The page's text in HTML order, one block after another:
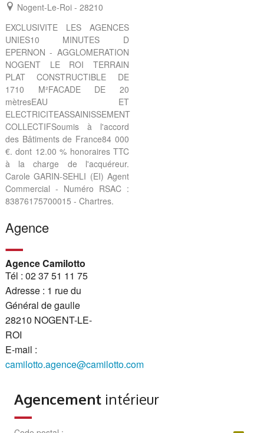
Nogent-Le-Roi - 28210
EXCLUSIVITE LES AGENCES
UNIES10 MINUTES D
EPERNON - AGGLOMERATION
NOGENT LE ROI TERRAIN
PLAT CONSTRUCTIBLE DE
1710 M²FACADE DE 20
mètresEAU ET
ELECTRICITEASSAINISSEMENT
COLLECTIFSoumis à l'accord
des Bâtiments de France84 000
€. dont 12.00 % honoraires TTC
à la charge de l'acquéreur.
Carole GARIN-SEHLI (EI) Agent
Commercial - Numéro RSAC :
83876175700015 - Chartres.
Agence
Agence Camilotto
Tél : 02 37 51 11 75
Adresse : 1 rue du
Général de gaulle
28210 NOGENT-LE-
ROI
E-mail :
camilotto.agence@camilotto.com
Agencement intérieur